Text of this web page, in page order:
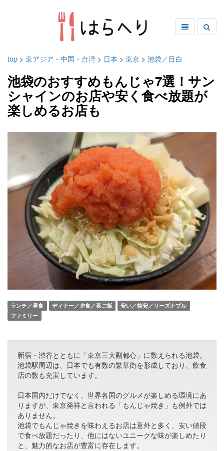
top > 東アジア・中国・台湾 > 日本 > 東京 > 池袋／目白
池袋のおすすめもんじゃ7選！サン
シャインのお店や安く食べ放題が
楽しめるお店も
ランチ／昼食 ディナー／夕食／夜ご飯
安い／格安／リーズナブル
ファミリー
新宿・渋谷とともに「東京三大副都心」に数えられる池袋。
池袋駅周辺は、日本でも有数の繁華街を形成しており、飲食
店の数も充実しています。
日本国内だけでなく、世界各国のグルメが楽しめる環境にあ
りますが、東京発祥と言われる「もんじゃ焼き」も例外では
ありません。
池袋でもんじゃ焼きを味わえるお店は意外と多く、安い値段
で食べ放題だったり、他にはないユニークな味が楽しめたり
と、魅力的なお店が豊富に存在します。